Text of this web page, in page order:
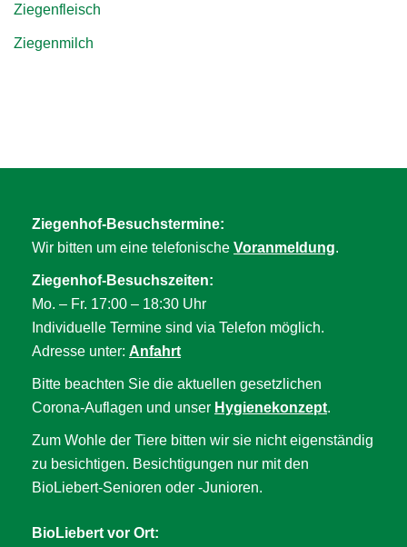
Ziegenfleisch
Ziegenmilch
Ziegenhof-Besuchstermine:
Wir bitten um eine telefonische Voranmeldung.
Ziegenhof-Besuchszeiten:
Mo. – Fr. 17:00 – 18:30 Uhr
Individuelle Termine sind via Telefon möglich.
Adresse unter: Anfahrt
Bitte beachten Sie die aktuellen gesetzlichen
Corona-Auflagen und unser Hygienekonzept.
Zum Wohle der Tiere bitten wir sie nicht eigenständig
zu besichtigen. Besichtigungen nur mit den
BioLiebert-Senioren oder -Junioren.
BioLiebert vor Ort: